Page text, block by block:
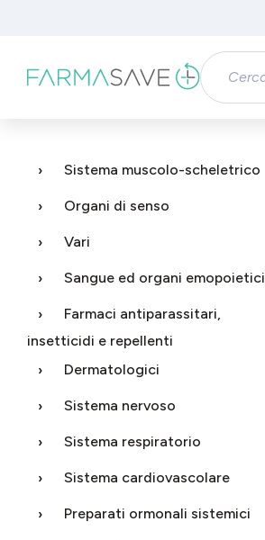
Passa alla navigazione principale
Sistema muscolo-scheletrico
Organi di senso
Vari
Sangue ed organi emopoietici
Farmaci antiparassitari,
insetticidi e repellenti
Dermatologici
Sistema nervoso
Sistema respiratorio
Sistema cardiovascolare
Preparati ormonali sistemici